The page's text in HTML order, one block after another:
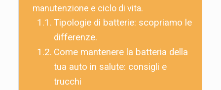
manutenzione e ciclo di vita.
Tipologie di batterie: scopriamo le
differenze.
Come mantenere la batteria della
tua auto in salute: consigli e
trucchi